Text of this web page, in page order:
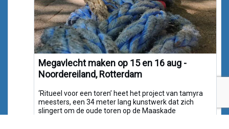
Megavlecht maken op 15 en 16 aug -
Noordereiland, Rotterdam
‘Ritueel voor een toren’ heet het project van tamyra
meesters, een 34 meter lang kunstwerk dat zich
slingert om de oude toren op de Maaskade